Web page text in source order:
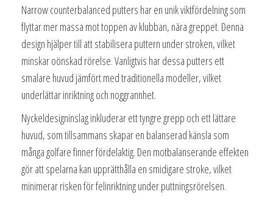
Narrow counterbalanced putters har en unik viktfördelning som
flyttar mer massa mot toppen av klubban, nära greppet. Denna
design hjälper till att stabilisera puttern under stroken, vilket
minskar oönskad rörelse. Vanligtvis har dessa putters ett
smalare huvud jämfört med traditionella modeller, vilket
underlättar inriktning och noggrannhet.
Nyckeldesigninslag inkluderar ett tyngre grepp och ett lättare
huvud, som tillsammans skapar en balanserad känsla som
många golfare finner fördelaktig. Den motbalanserande effekten
gör att spelarna kan upprätthålla en smidigare stroke, vilket
minimerar risken för felinriktning under puttningsrörelsen.